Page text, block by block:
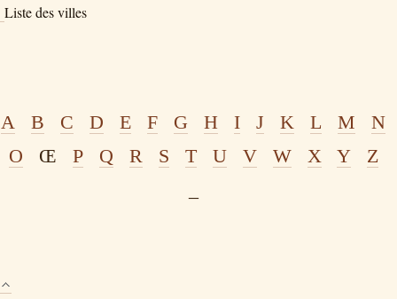
Liste des villes
A B C D E F G H I J K L M
N
O Œ P Q R S T U V W X Y
Z